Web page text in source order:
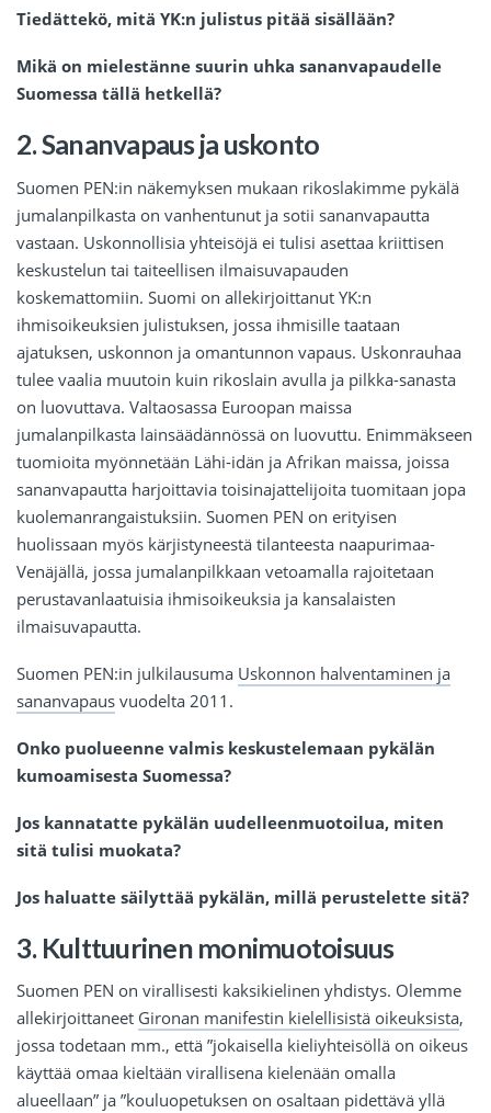
Tiedättekö, mitä YK:n julistus pitää sisällään?
Mikä on mielestänne suurin uhka sananvapaudelle
Suomessa tällä hetkellä?
2. Sananvapaus ja uskonto
Suomen PEN:in näkemyksen mukaan rikoslakimme pykälä
jumalanpilkasta on vanhentunut ja sotii sananvapautta
vastaan. Uskonnollisia yhteisöjä ei tulisi asettaa kriittisen
keskustelun tai taiteellisen ilmaisuvapauden
koskemattomiin. Suomi on allekirjoittanut YK:n
ihmisoikeuksien julistuksen, jossa ihmisille taataan
ajatuksen, uskonnon ja omantunnon vapaus. Uskonrauhaa
tulee vaalia muutoin kuin rikoslain avulla ja pilkka-sanasta
on luovuttava. Valtaosassa Euroopan maissa
jumalanpilkasta lainsäädännössä on luovuttu. Enimmäkseen
tuomioita myönnetään Lähi-idän ja Afrikan maissa, joissa
sananvapautta harjoittavia toisinajattelijoita tuomitaan jopa
kuolemanrangaistuksiin. Suomen PEN on erityisen
huolissaan myös kärjistyneestä tilanteesta naapurimaa-
Venäjällä, jossa jumalanpilkkaan vetoamalla rajoitetaan
perustavanlaatuisia ihmisoikeuksia ja kansalaisten
ilmaisuvapautta.
Suomen PEN:in julkilausuma Uskonnon halventaminen ja
sananvapaus vuodelta 2011.
Onko puolueenne valmis keskustelemaan pykälän
kumoamisesta Suomessa?
Jos kannatatte pykälän uudelleenmuotoilua, miten
sitä tulisi muokata?
Jos haluatte säilyttää pykälän, millä perustelette sitä?
3. Kulttuurinen monimuotoisuus
Suomen PEN on virallisesti kaksikielinen yhdistys. Olemme
allekirjoittaneet Gironan manifestin kielellisistä oikeuksista,
jossa todetaan mm., että ”jokaisella kieliyhteisöllä on oikeus
käyttää omaa kieltään virallisena kielenään omalla
alueellaan” ja ”kouluopetuksen on osaltaan pidettävä yllä